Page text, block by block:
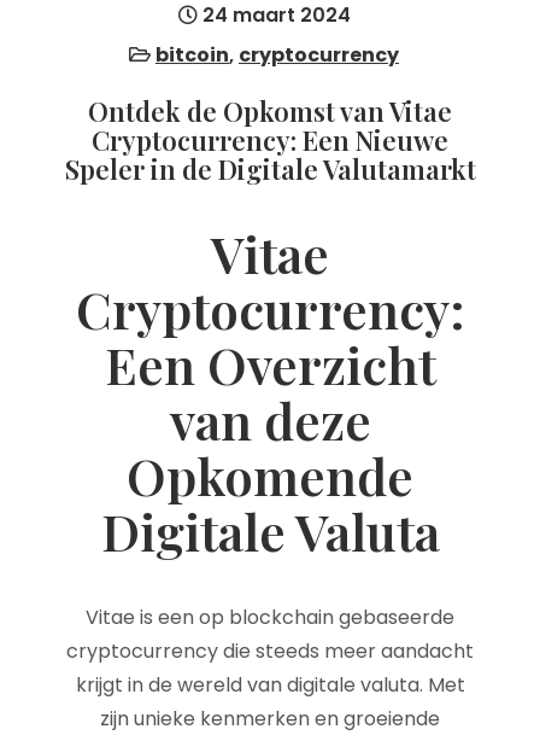
24 maart 2024
bitcoin, cryptocurrency
Ontdek de Opkomst van Vitae
Cryptocurrency: Een Nieuwe
Speler in de Digitale Valutamarkt
Vitae
Cryptocurrency:
Een Overzicht
van deze
Opkomende
Digitale Valuta
Vitae is een op blockchain gebaseerde
cryptocurrency die steeds meer aandacht
krijgt in de wereld van digitale valuta. Met
zijn unieke kenmerken en groeiende